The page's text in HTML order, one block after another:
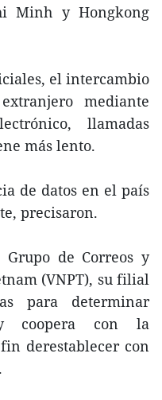
Minh y Hongkong
el intercambio
mediante
llamadas
más lento.
de datos en el país
precisaron.
Grupo de Correos y
(VNPT), su filial
para determinar
coopera con la
derestablecer con